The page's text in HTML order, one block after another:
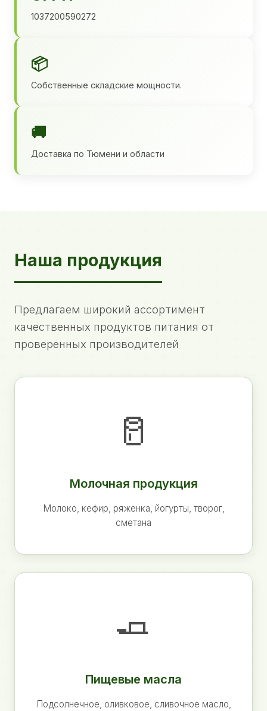
1037200590272
📦
Собственные складские мощности.
🚚
Доставка по Тюмени и области
Наша продукция
Предлагаем широкий ассортимент
качественных продуктов питания от
проверенных производителей
🥛
Молочная продукция
Молоко, кефир, ряженка, йогурты, творог,
сметана
🧈
Пищевые масла
Подсолнечное, оливковое, сливочное масло,